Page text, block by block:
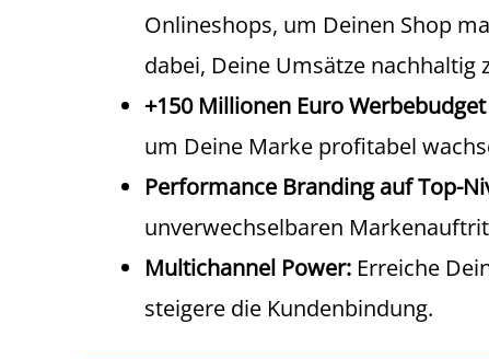
Onlineshops, um Deinen Shop
dabei, Deine Umsätze nachhaltig
+150 Millionen Euro
um Deine Marke profitabel
Performance Branding auf Top-
unverwechselbaren
Multichannel Power: Erreiche
steigere die Kundenbindung.